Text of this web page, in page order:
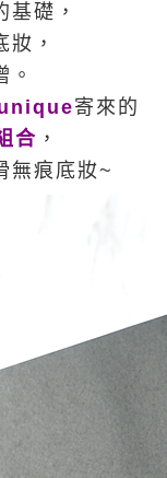
基礎，
，
。
寄來的
合 ，
無痕底妝~